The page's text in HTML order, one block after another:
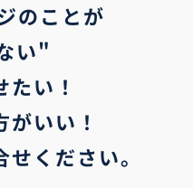
のことが
い"
い！
いい！
ください。